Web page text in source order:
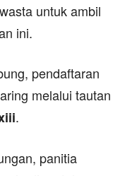
untuk ambil
ini.
pendaftaran
melalui tautan
.
panitia